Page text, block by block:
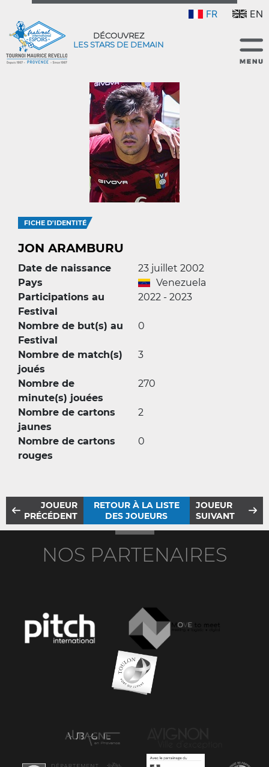
FR EN
DÉCOUVREZ
LES STARS DE DEMAIN
FICHE D'IDENTITÉ
JON ARAMBURU
Date de naissance
23 juillet 2002
Pays
Venezuela
Participations au
Festival
2022 - 2023
Nombre de but(s) au
Festival
0
Nombre de match(s)
joués
3
Nombre de
minute(s) jouées
270
Nombre de cartons
jaunes
2
Nombre de cartons
rouges
0
JOUEUR
PRÉCÉDENT
RETOUR À LA LISTE
DES JOUEURS
JOUEUR
SUIVANT
NOS PARTENAIRES